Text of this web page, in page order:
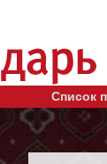
Список